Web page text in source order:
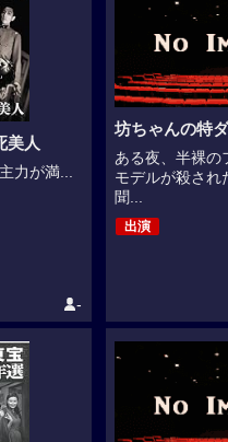
美人
力が満...
-
坊ちゃんの特
ある夜、半裸の
モデルが殺され
聞...
出演